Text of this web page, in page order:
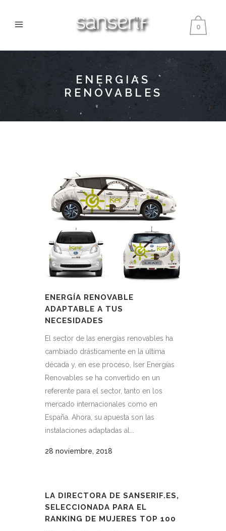
0
ENERGIAS
RENOVABLES
ENERGÍA RENOVABLE
ADAPTABLE A TUS
NECESIDADES
El sector de las energías renovables ha
cambiado drásticamente en la última
década y, en ese proceso, Iser Energías
Renovables se ha convertido en un
referente para el sector, tanto en los
mercado internacionales como en
España. Ahora, su apuesta son las
instalaciones adaptadas al...
28 noviembre, 2018
LA DIRECTORA DE SANSERIF.ES,
SELECCIONADA PARA EL
RANKING DE MUJERES TOP 100